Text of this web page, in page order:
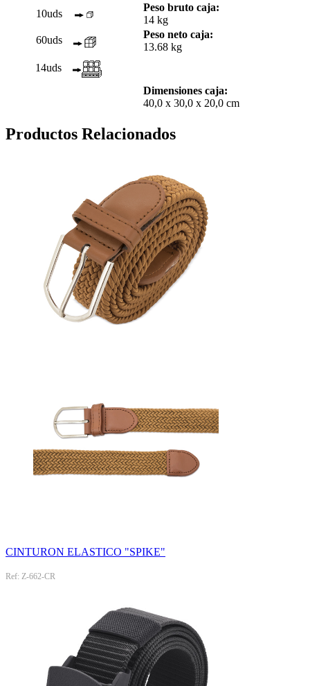
10uds
Peso bruto caja:
14 kg
60uds
Peso neto caja:
13.68 kg
14uds
Dimensiones caja:
40,0 x 30,0 x 20,0 cm
Productos Relacionados
CINTURON ELASTICO "SPIKE"
Ref: Z-662-CR